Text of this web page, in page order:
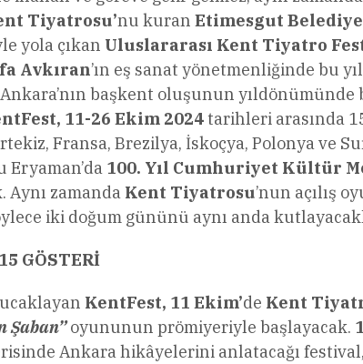
Tiyatrosu’nu kuran Etimesgut
yola çıkan Uluslararası Kent Tiyatro
Avkıran’ın eş sanat yönetmenliğinde bu
başkent oluşunun yıldönümünde
11-26 Ekim 2024tarihleri arasında
Fransa, Brezilya, İskoçya, Polonya ve
Eryaman’da 100. Yıl Cumhuriyet Kültür
Aynı zamanda Kent Tiyatrosu’nun açılış
iki doğum gününü aynı anda
GÖSTERİ
KentFest, 11 Ekim’de Kent
Şaban”oyununun prömiyeriyle başlayacak.
Ankara hikâyelerini anlatacağı festival,